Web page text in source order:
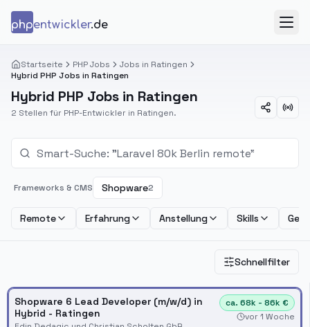
phpentwickler.de
Startseite PHP Jobs
Jobs in Ratingen
Hybrid PHP Jobs in Ratingen
Hybrid PHP Jobs in Ratingen
2 Stellen für PHP-Entwickler in Ratingen.
Frameworks & CMS Shopware2
Remote Erfahrung Anstellung Skills
Schnellfilter
Shopware 6 Lead Developer (m/w/d) in
Hybrid - Ratingen
ca. 68k - 86k €
vor 1 Woche